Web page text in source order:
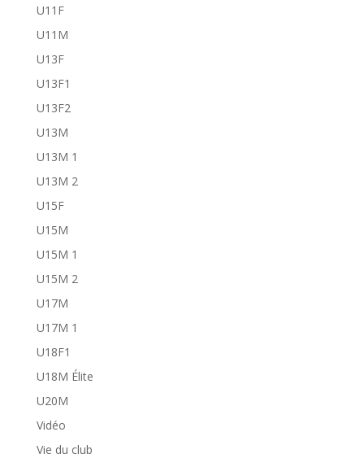
U11F
U11M
U13F
U13F1
U13F2
U13M
U13M 1
U13M 2
U15F
U15M
U15M 1
U15M 2
U17M
U17M 1
U18F1
U18M Élite
U20M
Vidéo
Vie du club